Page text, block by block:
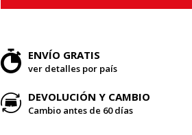
ENVÍO GRATIS
ver detalles por país
DEVOLUCIÓN Y CAMBIO
Cambio antes de 60 días